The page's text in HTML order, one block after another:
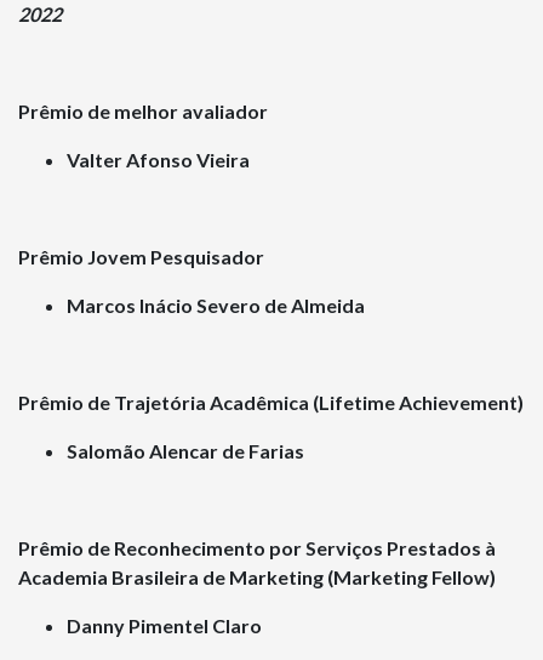
2022
Prêmio de melhor avaliador
Valter Afonso Vieira
Prêmio Jovem Pesquisador
Marcos Inácio Severo de Almeida
Prêmio de Trajetória Acadêmica (Lifetime Achievement)
Salomão Alencar de Farias
Prêmio de Reconhecimento por Serviços Prestados à
Academia Brasileira de Marketing (Marketing Fellow)
Danny Pimentel Claro